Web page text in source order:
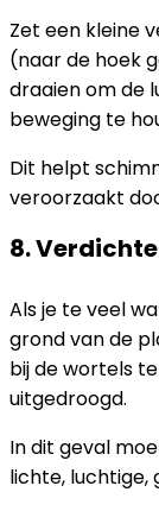
Zet een kleine
(naar de hoek
draaien om de
beweging te
Dit helpt
veroorzaakt
8.
Als je te veel
grond van de
bij de wortels
uitgedroogd.
In dit geval
lichte, luchtige,